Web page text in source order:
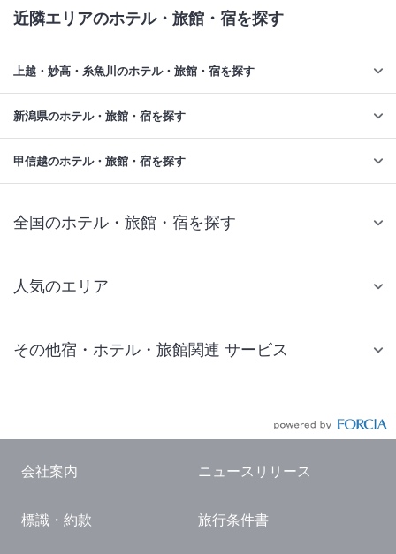
近隣エリアのホテル・旅館・宿を探す
上越・妙高・糸魚川のホテル・旅館・宿を探す
新潟県のホテル・旅館・宿を探す
甲信越のホテル・旅館・宿を探す
全国のホテル・旅館・宿を探す
人気のエリア
仙台 ホテル
東京ドーム ホテル
横浜 ホテル
その他宿・ホテル・旅館関連 サービス
国内観光ガイド
会社案内 ニュースリリース
標識・約款 旅行条件書